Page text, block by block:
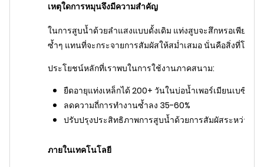
เหตุใดการหมุนจึงมีความสำคัญ
ในการสูบน้ำด้วยลำแสงแบบดั้งเดิม แท่งสูบจะสึกหรอเพียงด้
ซ้ำๆ แทนที่จะกระจายการสัมผัสให้สม่ำเสมอ นั่นคือสิ่งที่โรเต
ประโยชน์หลักที่เราพบในการใช้งานภาคสนาม:
ยืดอายุแท่งเหล็กได้ 200+ วันในบ่อน้ำเพอร์เมียนเบซิน
ลดความถี่การทำงานซ้ำลง 35-60%
ปรับปรุงประสิทธิภาพการสูบน้ำด้วยการสัมผัสระหว่างแ
ภายในเทคโนโลยี